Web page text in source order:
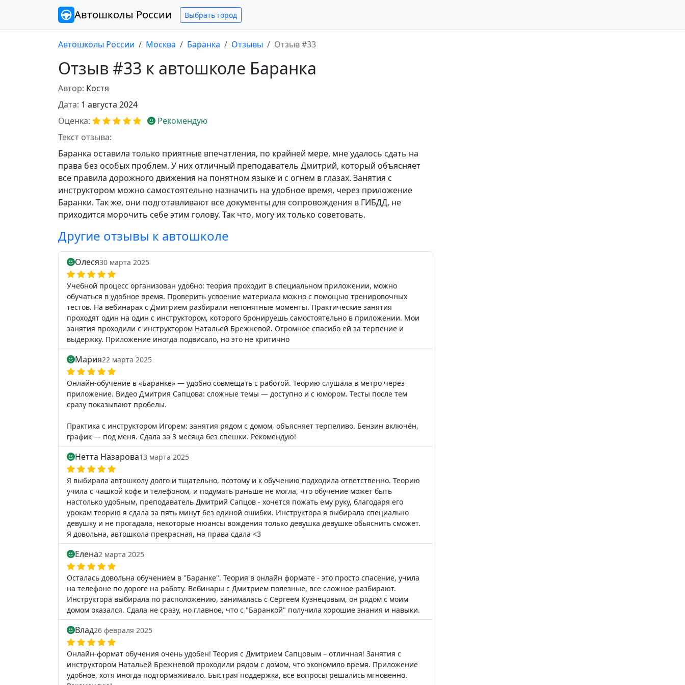
Автошколы России Выбрать город
Автошколы России Москва Баранка Отзывы Отзыв #33
Отзыв #33 к автошколе Баранка
Автор: Костя
Дата: 1 августа 2024
Оценка:
Рекомендую
Текст отзыва:
Баранка оставила только приятные впечатления, по крайней мере, мне удалось сдать на
права без особых проблем. У них отличный преподаватель Дмитрий, который объясняет
все правила дорожного движения на понятном языке и с огнем в глазах. Занятия с
инструктором можно самостоятельно назначить на удобное время, через приложение
Баранки. Так же, они подготавливают все документы для сопровождения в ГИБДД, не
приходится морочить себе этим голову. Так что, могу их только советовать.
Другие отзывы к автошколе
Олеся30 марта 2025
Учебной процесс организован удобно: теория проходит в специальном приложении, можно
обучаться в удобное время. Проверить усвоение материала можно с помощью тренировочных
тестов. На вебинарах с Дмитрием разбирали непонятные моменты. Практические занятия
проходят один на один с инструктором, которого бронируешь самостоятельно в приложении. Мои
занятия проходили с инструктором Натальей Брежневой. Огромное спасибо ей за терпение и
выдержку. Приложение иногда подвисало, но это не критично
Мария22 марта 2025
Онлайн-обучение в «Баранке» — удобно совмещать с работой. Теорию слушала в метро через
приложение. Видео Дмитрия Сапцова: сложные темы — доступно и с юмором. Тесты после тем
сразу показывают пробелы.
Практика с инструктором Игорем: занятия рядом с домом, объясняет терпеливо. Бензин включён,
график — под меня. Сдала за 3 месяца без спешки. Рекомендую!
Нетта Назарова13 марта 2025
Я выбирала автошколу долго и тщательно, поэтому и к обучению подходила ответственно. Теорию
учила с чашкой кофе и телефоном, и подумать раньше не могла, что обучение может быть
настолько удобным, преподаватель Дмитрий Сапцов - хочется пожать ему руку, благодаря его
урокам теорию я сдала за пять минут без единой ошибки. Инструктора я выбирала специально
девушку и не прогадала, некоторые нюансы вождения только девушка девушке обьяснить сможет.
Я довольна, автошкола прекрасная, на права сдала <3
Елена2 марта 2025
Осталась довольна обучением в "Баранке". Теория в онлайн формате - это просто спасение, учила
на телефоне по дороге на работу. Вебинары с Дмитрием полезные, все сложное разбирают.
Инструктора выбирала по расположению, занималась с Сергеем Кузнецовым, он рядом с моим
домом оказался. Сдала не сразу, но главное, что с "Баранкой" получила хорошие знания и навыки.
Влад26 февраля 2025
Онлайн-формат обучения очень удобен! Теория с Дмитрием Сапцовым – отличная! Занятия с
инструктором Натальей Брежневой проходили рядом с домом, что экономило время. Приложение
удобное, хотя иногда подтормаживало. Быстрая поддержка, все вопросы решались мгновенно.